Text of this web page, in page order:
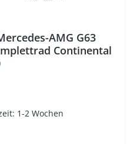
AMG G63
Continental
1-2 Wochen